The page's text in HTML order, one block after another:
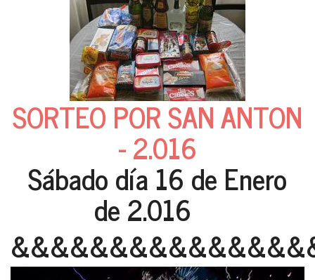
SORTEO POR SAN ANTON
- 2.016
Sábado día 16 de Enero
de 2.016